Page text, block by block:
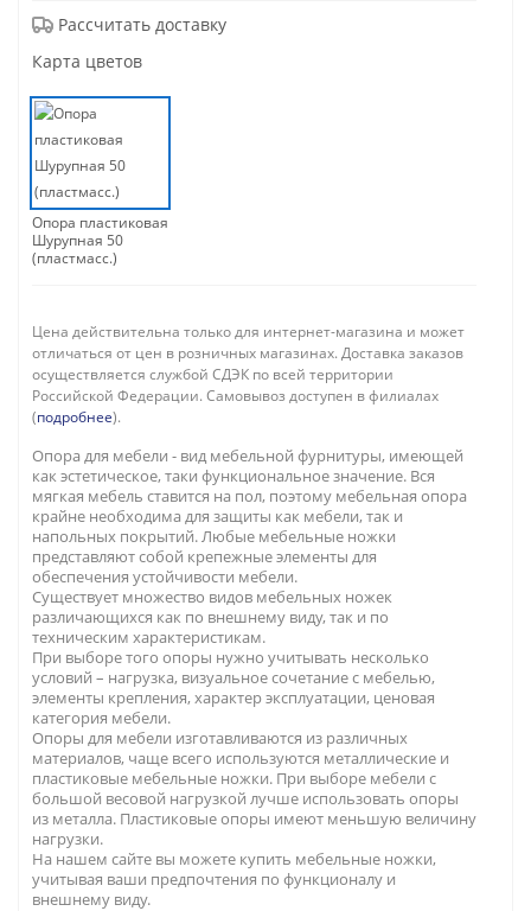
Рассчитать доставку
Карта цветов
Опора пластиковая
Шурупная 50
(пластмасс.)
Цена действительна только для интернет-магазина и может
отличаться от цен в розничных магазинах. Доставка заказов
осуществляется службой СДЭК по всей территории
Российской Федерации. Самовывоз доступен в филиалах
(подробнее).
Опора для мебели - вид мебельной фурнитуры, имеющей
как эстетическое, таки функциональное значение. Вся
мягкая мебель ставится на пол, поэтому мебельная опора
крайне необходима для защиты как мебели, так и
напольных покрытий. Любые мебельные ножки
представляют собой крепежные элементы для
обеспечения устойчивости мебели.
Существует множество видов мебельных ножек
различающихся как по внешнему виду, так и по
техническим характеристикам.
При выборе того опоры нужно учитывать несколько
условий – нагрузка, визуальное сочетание с мебелью,
элементы крепления, характер эксплуатации, ценовая
категория мебели.
Опоры для мебели изготавливаются из различных
материалов, чаще всего используются металлические и
пластиковые мебельные ножки. При выборе мебели с
большой весовой нагрузкой лучше использовать опоры
из металла. Пластиковые опоры имеют меньшую величину
нагрузки.
На нашем сайте вы можете купить мебельные ножки,
учитывая ваши предпочтения по функционалу и
внешнему виду.